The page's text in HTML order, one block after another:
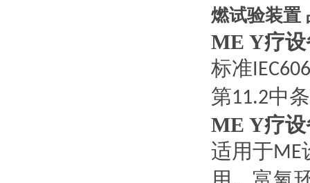
燃试验装置
ME Y疗
标准
第11.2中
ME Y疗
适用于ME